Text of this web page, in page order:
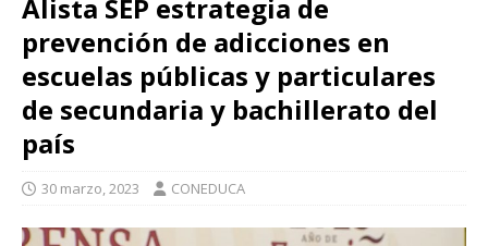
Alista SEP estrategia de
prevención de adicciones en
escuelas públicas y particulares
de secundaria y bachillerato del
país
30 marzo, 2023 CONEDUCA